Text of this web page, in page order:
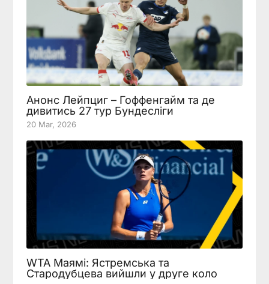
Анонс Лейпциг – Гоффенгайм та де
дивитись 27 тур Бундесліги
20 Mar, 2026
WTA Маямі: Ястремська та
Стародубцева вийшли у друге коло